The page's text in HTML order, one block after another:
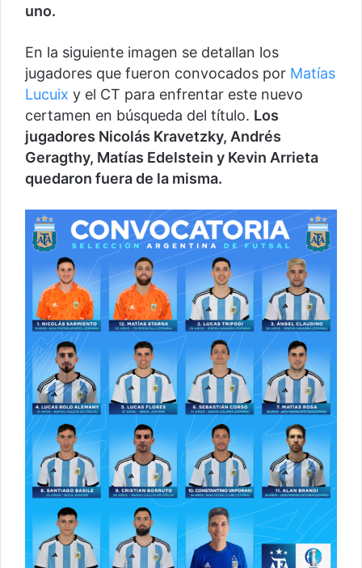
uno.
En la siguiente imagen se detallan los
jugadores que fueron convocados por Matías
Lucuix y el CT para enfrentar este nuevo
certamen en búsqueda del título. Los
jugadores Nicolás Kravetzky, Andrés
Geragthy, Matías Edelstein y Kevin Arrieta
quedaron fuera de la misma.